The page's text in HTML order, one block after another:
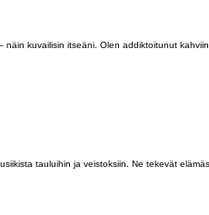
näin kuvailisin itseäni. Olen addiktoitunut
tauluihin ja veistoksiin. Ne tekevät